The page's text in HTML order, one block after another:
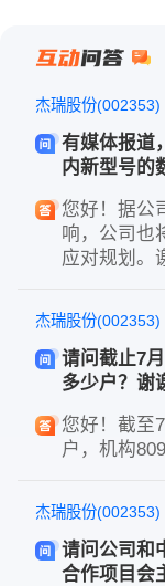
杰瑞股份(002353)
有媒体报道
内新型号的
您好！据公
响，公司也
应对规划。
杰瑞股份(002353)
请问截止7
多少户？谢
您好！截至
户，机构
杰瑞股份(002353)
请问公司和
合作项目会